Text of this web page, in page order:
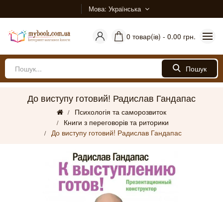
Мова Українська
0 товар(ів) - 0.00 грн.
Пошук
До виступу готовий! Радислав Гандапас
Психологія та саморозвиток
Книги з переговорів та риторики
До виступу готовий! Радислав Гандапас